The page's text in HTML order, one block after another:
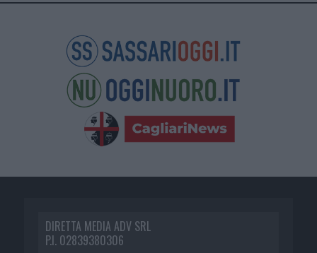
DIRETTA MEDIA ADV SRL
P.I. 02839380306